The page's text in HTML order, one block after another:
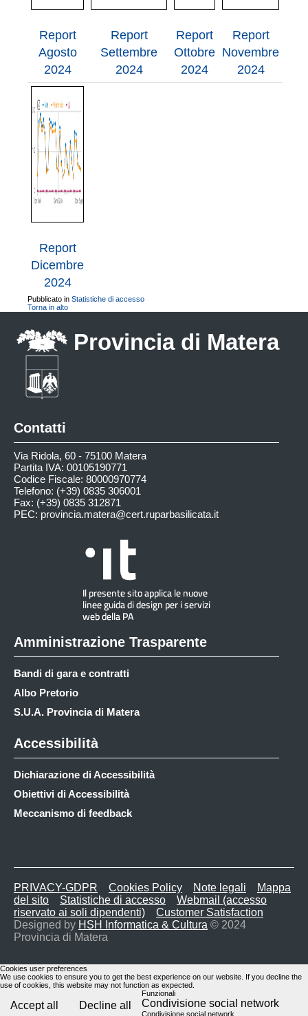
Report
Agosto
2024
Report
Settembre
2024
Report
Ottobre
2024
Report
Novembre
2024
Report
Dicembre
2024
Pubblicato in Statistiche di accesso
Torna in alto
Provincia di Matera
Contatti
Via Ridola, 60 - 75100 Matera
Partita IVA: 00105190771
Codice Fiscale: 80000970774
Telefono: (+39) 0835 306001
Fax: (+39) 0835 312871
PEC: provincia.matera@cert.ruparbasilicata.it
Amministrazione Trasparente
Bandi di gara e contratti
Albo Pretorio
S.U.A. Provincia di Matera
Accessibilità
Dichiarazione di Accessibilità
Obiettivi di Accessibilità
Meccanismo di feedback
PRIVACY-GDPR Cookies Policy Note legali
Mappa
del sito
Statistiche di accesso
Webmail (accesso
riservato ai soli dipendenti)
Customer Satisfaction
Designed by HSH Informatica & Cultura © 2024
Provincia di Matera
Cookies user preferences
We use cookies to ensure you to get the best experience on our website. If you decline the
use of cookies, this website may not function as expected.
Accept all Decline all
Funzionali
Condivisione social network
Condivisione social network